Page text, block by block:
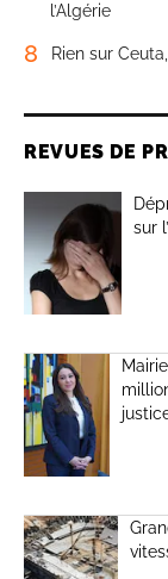
l’Algérie
8 Rien sur
REVUES DE
sur